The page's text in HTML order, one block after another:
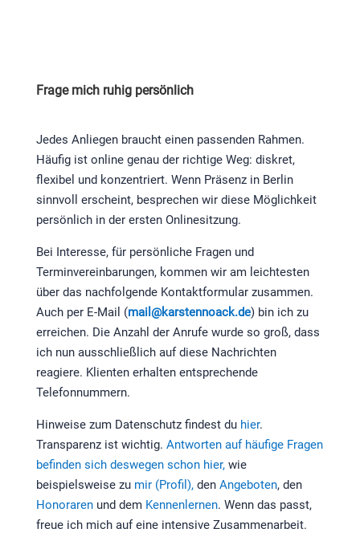
Frage mich ruhig persönlich
Jedes Anliegen braucht einen passenden Rahmen.
Häufig ist online genau der richtige Weg: diskret,
flexibel und konzentriert. Wenn Präsenz in Berlin
sinnvoll erscheint, besprechen wir diese Möglichkeit
persönlich in der ersten Onlinesitzung.
Bei Interesse, für persönliche Fragen und
Terminvereinbarungen, kommen wir am leichtesten
über das nachfolgende Kontaktformular zusammen.
Auch per E-Mail (mail@karstennoack.de) bin ich zu
erreichen. Die Anzahl der Anrufe wurde so groß, dass
ich nun ausschließlich auf diese Nachrichten
reagiere. Klienten erhalten entsprechende
Telefonnummern.
Hinweise zum Datenschutz findest du hier.
Transparenz ist wichtig. Antworten auf häufige Fragen
befinden sich deswegen schon hier,wie
beispielsweise zu mir (Profil),den Angeboten, den
Honorarenund dem Kennenlernen. Wenn das passt,
freue ich mich auf eine intensive Zusammenarbeit.